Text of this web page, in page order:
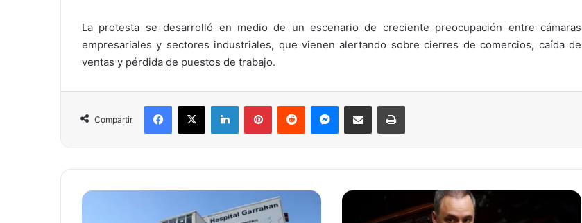
La protesta se desarrolló en medio de un escenario de creciente preocupación entre cámaras
empresariales y sectores industriales, que vienen alertando sobre cierres de comercios, caída de
ventas y pérdida de puestos de trabajo.
Compartir
N
E